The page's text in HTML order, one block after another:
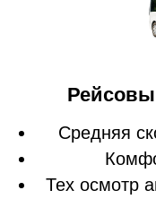
Средняя
Тех осмотр